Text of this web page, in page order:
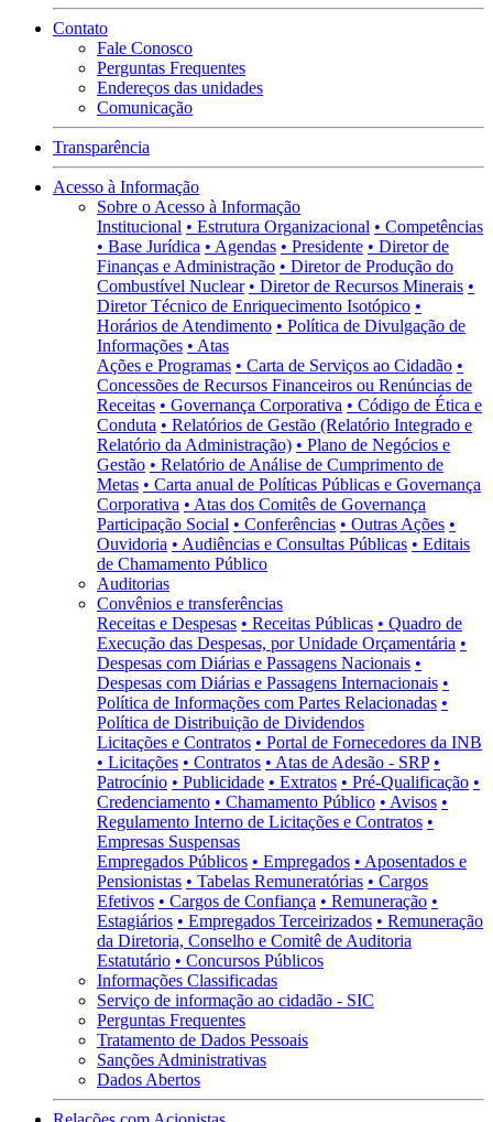
Contato
Fale Conosco
Perguntas Frequentes
Endereços das unidades
Comunicação
Transparência
Acesso à Informação
Sobre o Acesso à Informação
Institucional • Estrutura Organizacional • Competências
• Base Jurídica • Agendas • Presidente • Diretor de
Finanças e Administração • Diretor de Produção do
Combustível Nuclear • Diretor de Recursos Minerais •
Diretor Técnico de Enriquecimento Isotópico •
Horários de Atendimento • Política de Divulgação de
Informações • Atas
Ações e Programas • Carta de Serviços ao Cidadão •
Concessões de Recursos Financeiros ou Renúncias de
Receitas • Governança Corporativa • Código de Ética e
Conduta • Relatórios de Gestão (Relatório Integrado e
Relatório da Administração) • Plano de Negócios e
Gestão • Relatório de Análise de Cumprimento de
Metas • Carta anual de Políticas Públicas e Governança
Corporativa • Atas dos Comitês de Governança
Participação Social • Conferências • Outras Ações •
Ouvidoria • Audiências e Consultas Públicas • Editais
de Chamamento Público
Auditorias
Convênios e transferências
Receitas e Despesas • Receitas Públicas • Quadro de
Execução das Despesas, por Unidade Orçamentária •
Despesas com Diárias e Passagens Nacionais •
Despesas com Diárias e Passagens Internacionais •
Política de Informações com Partes Relacionadas •
Política de Distribuição de Dividendos
Licitações e Contratos • Portal de Fornecedores da INB
• Licitações • Contratos • Atas de Adesão - SRP •
Patrocínio • Publicidade • Extratos • Pré-Qualificação •
Credenciamento • Chamamento Público • Avisos •
Regulamento Interno de Licitações e Contratos •
Empresas Suspensas
Empregados Públicos • Empregados • Aposentados e
Pensionistas • Tabelas Remuneratórias • Cargos
Efetivos • Cargos de Confiança • Remuneração •
Estagiários • Empregados Terceirizados • Remuneração
da Diretoria, Conselho e Comitê de Auditoria
Estatutário • Concursos Públicos
Informações Classificadas
Serviço de informação ao cidadão - SIC
Perguntas Frequentes
Tratamento de Dados Pessoais
Sanções Administrativas
Dados Abertos